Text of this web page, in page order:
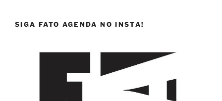
SIGA FATO AGENDA NO INSTA!